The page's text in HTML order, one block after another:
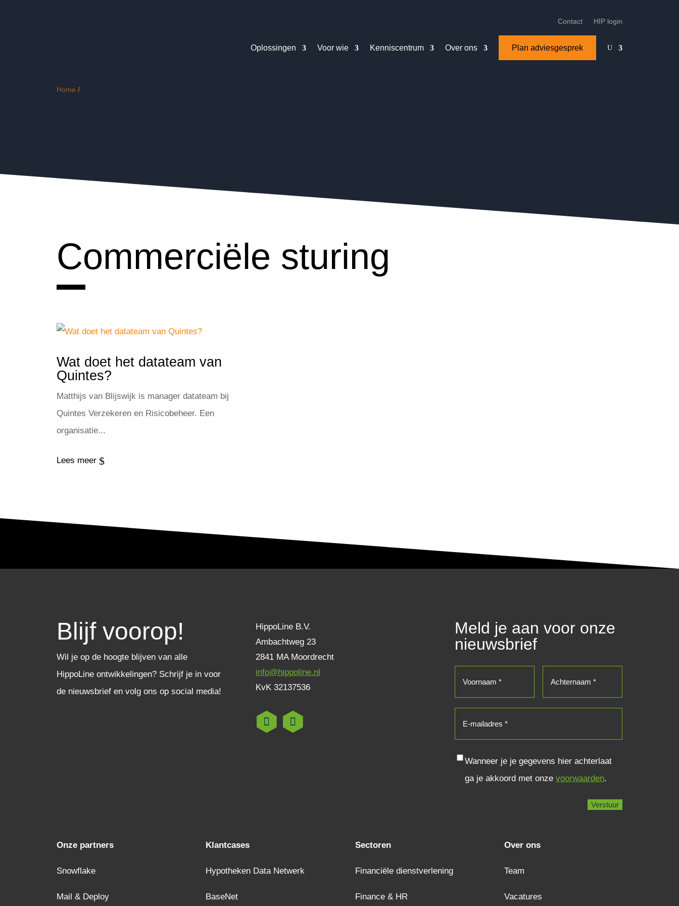
Contact HIP login
Oplossingen Voor wie Kenniscentrum Over ons Plan adviesgesprek U
Home /
Commerciële sturing
Wat doet het datateam van
Quintes?
Matthijs van Blijswijk is manager datateam bij
Quintes Verzekeren en Risicobeheer. Een
organisatie...
Lees meer $
Blijf voorop!
Wil je op de hoogte blijven van alle
HippoLine ontwikkelingen? Schrijf je in voor
de nieuwsbrief en volg ons op social media!
HippoLine B.V.
Ambachtweg 23
2841 MA Moordrecht
info@hippoline.nl
KvK 32137536
Meld je aan voor onze
nieuwsbrief
Consent
Wanneer je je gegevens hier achterlaat
ga je akkoord met onze voorwaarden.
Onze partners
Snowflake
Mail & Deploy
Klantcases
Hypotheken Data Netwerk
BaseNet
Sectoren
Financiële dienstverlening
Finance & HR
Over ons
Team
Vacatures